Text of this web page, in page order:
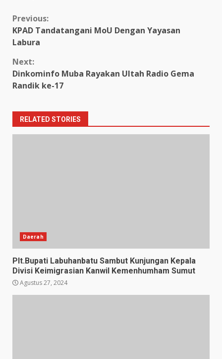
Continue
Reading
Previous:
KPAD Tandatangani MoU Dengan Yayasan
Labura
Next:
Dinkominfo Muba Rayakan Ultah Radio Gema
Randik ke-17
RELATED STORIES
Daerah
Plt.Bupati Labuhanbatu Sambut Kunjungan Kepala
Divisi Keimigrasian Kanwil Kemenhumham Sumut
Agustus 27, 2024